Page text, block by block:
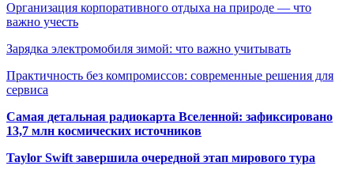
Организация корпоративного отдыха на природе — что
важно учесть
Зарядка электромобиля зимой: что важно учитывать
Практичность без компромиссов: современные решения для
сервиса
Самая детальная радиокарта Вселенной: зафиксировано
13,7 млн космических источников
Taylor Swift завершила очередной этап мирового тура